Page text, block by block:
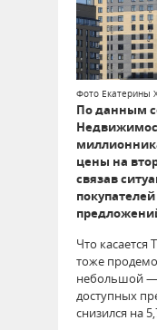
Фото Екатерины
По данным
цены на
связав
Что касается
тоже
небольшой —
доступных
снизился на